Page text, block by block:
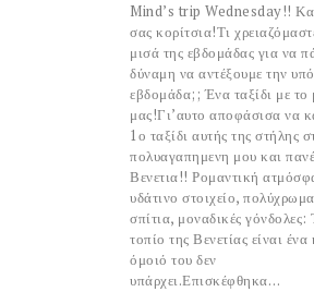
Mind’s trip Wednesday!!
σας κορίτσια!Τι
μισά της εβδομάδας για να
δύναμη να αντέξουμε την
εβδομάδα;; Ένα ταξίδι με το
μας!Γι’αυτο αποφάσισα να
1ο ταξίδι αυτής της στήλης
πολυαγαπημενη μου και
Βενετια!! Ρομαντική
υδάτινο στοιχείο, πολύχρωμα
σπίτια, μοναδικές γόνδολες:
τοπίο της Βενετίας είναι ένα
όμοιό του δεν
υπάρχει.Επισκέφθηκα…